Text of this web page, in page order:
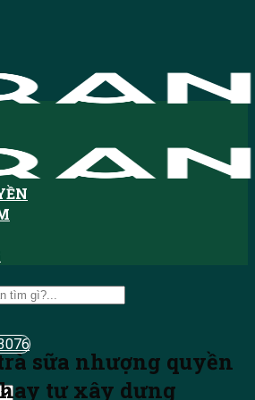
sữa nhượng quyền
tự xây dựng